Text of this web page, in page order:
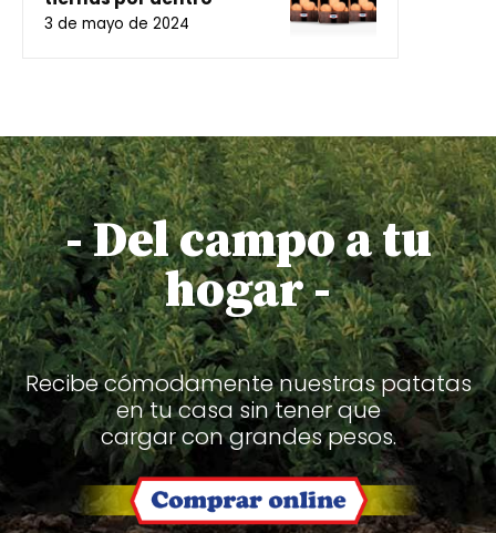
3 de mayo de 2024
- Del campo a tu
hogar -
Recibe cómodamente nuestras patatas
en tu casa sin tener que
cargar con grandes pesos.